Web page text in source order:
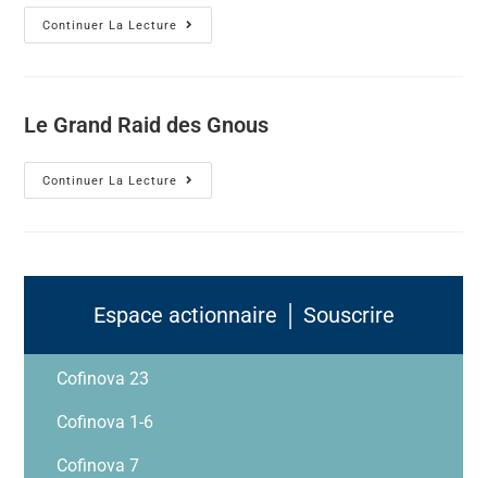
Continuer La Lecture
Le Grand Raid des Gnous
Continuer La Lecture
Espace actionnaire │ Souscrire
Cofinova 23
Cofinova 1-6
Cofinova 7